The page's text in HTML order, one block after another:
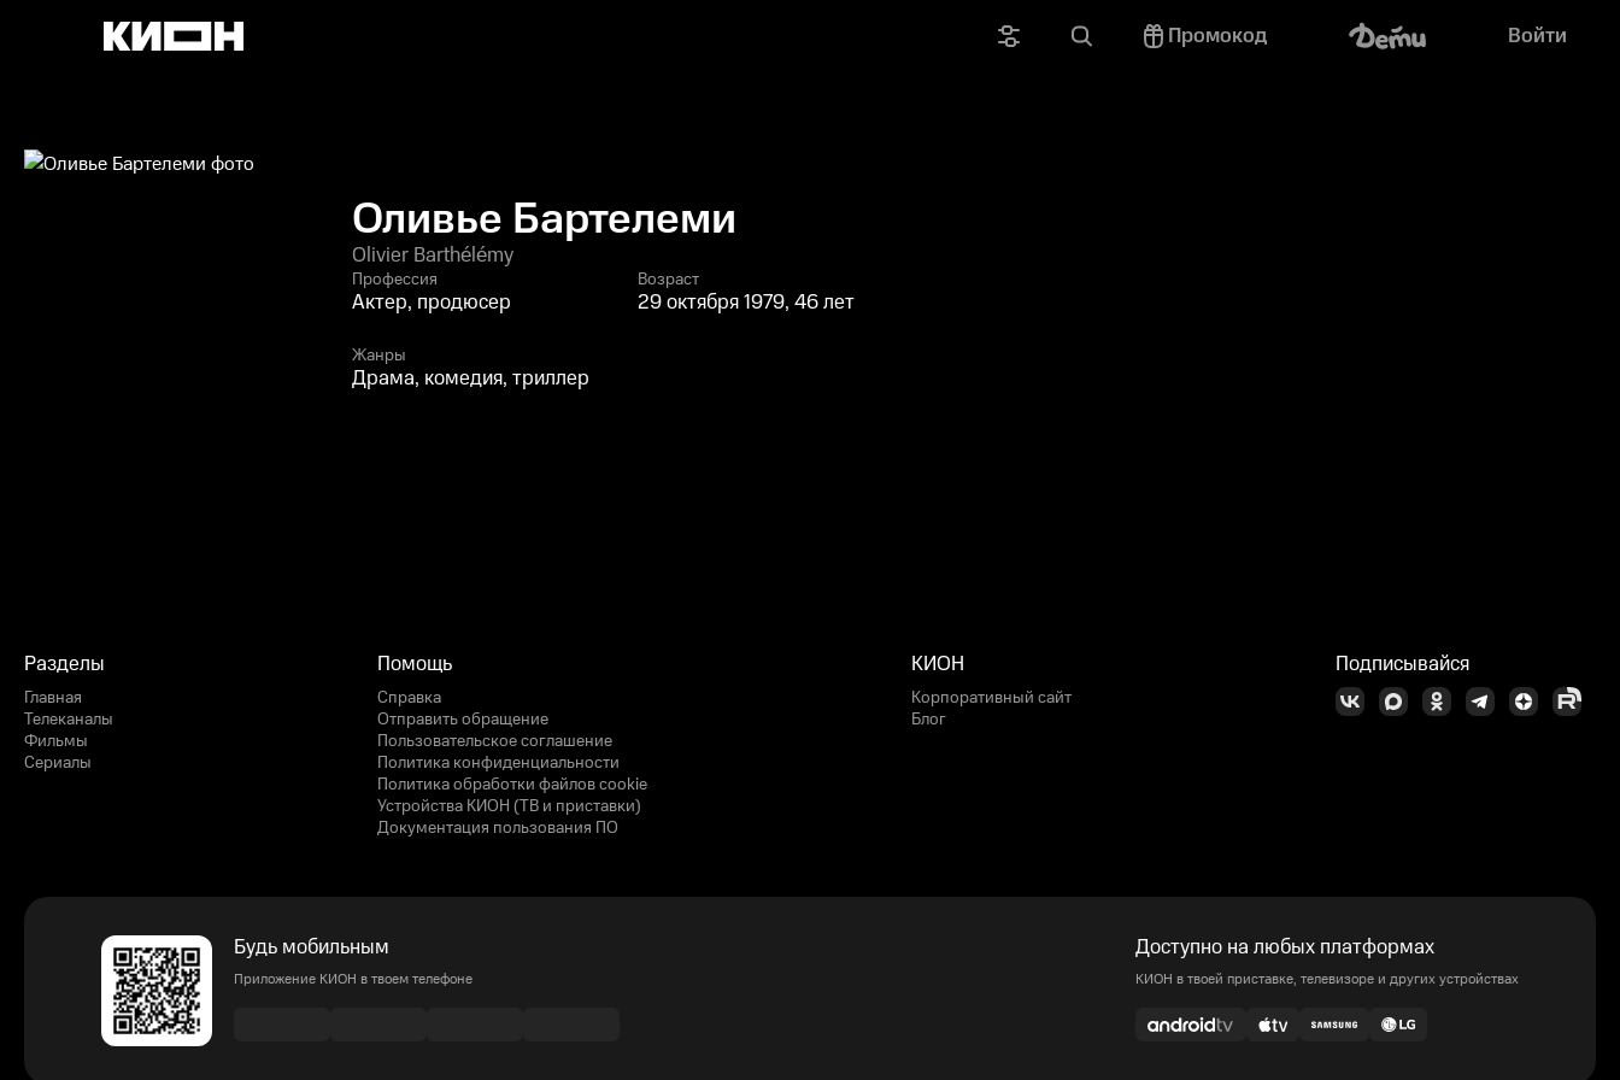
Промокод Войти
Оливье Бартелеми
Olivier Barthélémy
Профессия
Актер, продюсер
Возраст
29 октября 1979, 46 лет
Жанры
Драма, комедия, триллер
Разделы
Главная
Телеканалы
Фильмы
Сериалы
Помощь
Справка
Отправить обращение
Пользовательское соглашение
Политика конфиденциальности
Политика обработки файлов cookie
Устройства КИОН (ТВ и приставки)
Документация пользования ПО
КИОН
Корпоративный сайт
Блог
Подписывайся
Будь мобильным
Приложение КИОН в твоем телефоне
Доступно на любых платформах
КИОН в твоей приставке, телевизоре и других устройствах